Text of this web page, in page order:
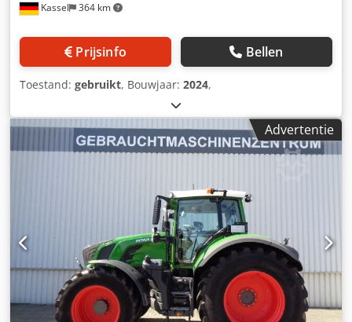
Kassel 364 km
Prijsinfo Bellen
Toestand: gebruikt, Bouwjaar: 2024,
Advertentie